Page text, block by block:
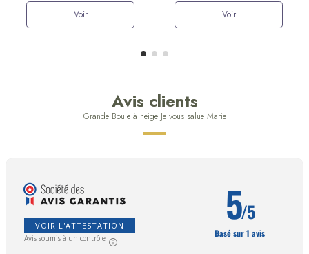
Voir
Voir
Avis clients
Grande Boule à neige Je vous salue Marie
VOIR L'ATTESTATION
Avis soumis à un contrôle
5/5
Basé sur 1 avis